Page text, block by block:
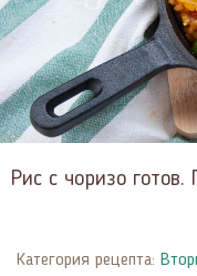
Рис с чоризо готов.
Категория рецепта: